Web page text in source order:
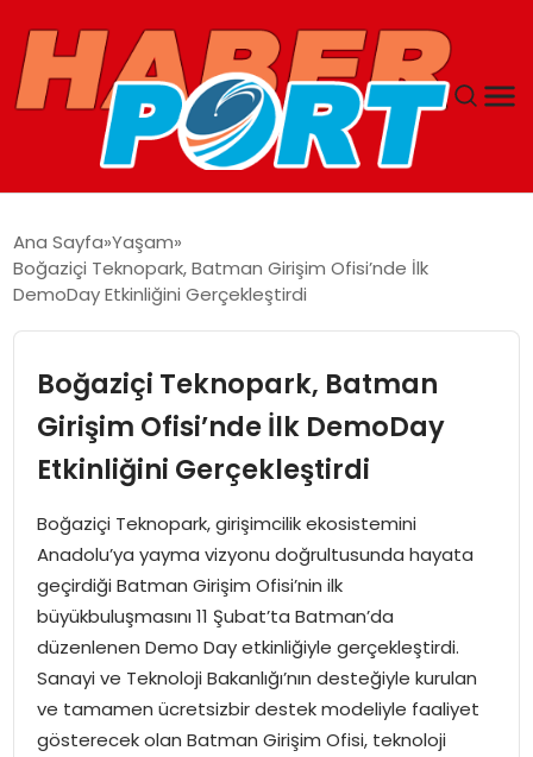
GUNCEL
SAĞLIK
SPOR
MAGAZIN
SPOR
EĞITIM
OTOMOBIL
Ana Sayfa Yaşam
Boğaziçi Teknopark, Batman Girişim Ofisi’nde İlk
DemoDay Etkinliğini Gerçekleştirdi
Boğaziçi Teknopark, Batman
Girişim Ofisi’nde İlk DemoDay
Etkinliğini Gerçekleştirdi
Boğaziçi Teknopark, girişimcilik ekosistemini
Anadolu’ya yayma vizyonu doğrultusunda hayata
geçirdiği Batman Girişim Ofisi’nin ilk
büyükbuluşmasını 11 Şubat’ta Batman’da
düzenlenen Demo Day etkinliğiyle gerçekleştirdi.
Sanayi ve Teknoloji Bakanlığı’nın desteğiyle kurulan
ve tamamen ücretsizbir destek modeliyle faaliyet
gösterecek olan Batman Girişim Ofisi, teknoloji